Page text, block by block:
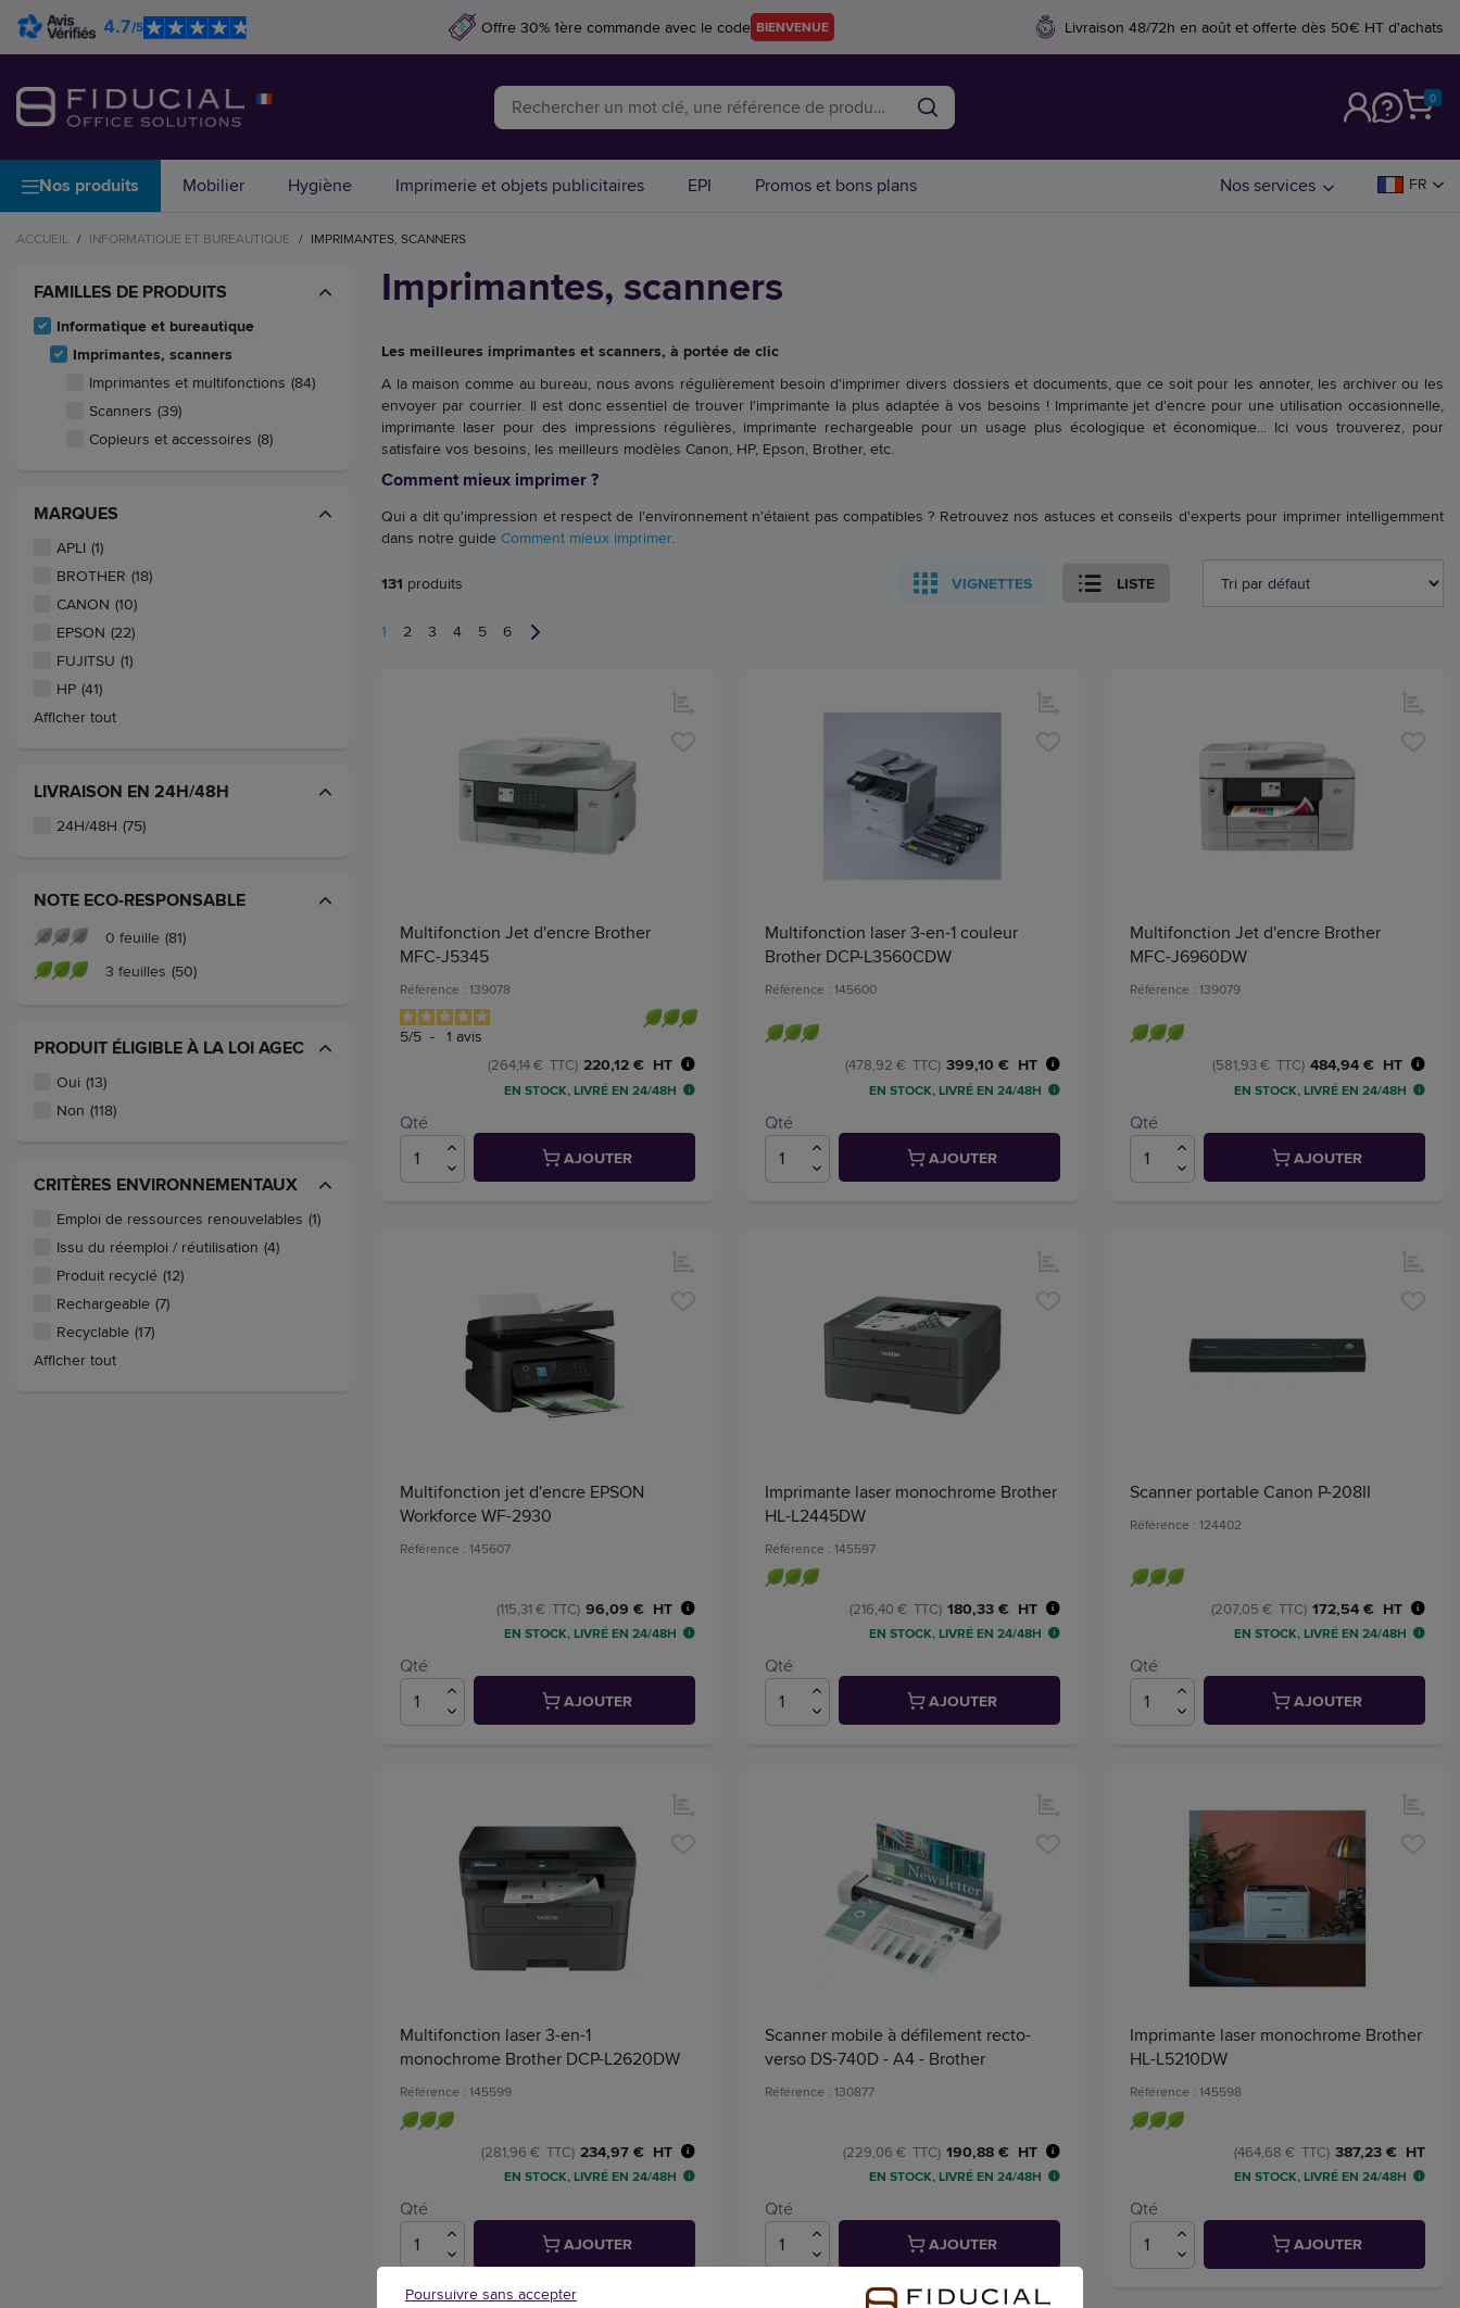
4.7/5 Offre 30% 1ère commande avec le code BIENVENUE Livraison 48/72h en août et offerte dès 50€ HT d'achats
0
Nos produits Mobilier Hygiène Imprimerie et objets publicitaires EPI Promos et bons plans Nos services FR
ACCUEIL / INFORMATIQUE ET BUREAUTIQUE / IMPRIMANTES, SCANNERS
FAMILLES DE PRODUITS
Informatique et bureautique
Imprimantes, scanners
Imprimantes et multifonctions (84)
Scanners (39)
Copieurs et accessoires (8)
MARQUES
APLI (1)
BROTHER (18)
CANON (10)
EPSON (22)
FUJITSU (1)
HP (41)
Afficher tout
LIVRAISON EN 24H/48H
24H/48H (75)
NOTE ECO-RESPONSABLE
0 feuille (81)
3 feuilles (50)
PRODUIT ÉLIGIBLE À LA LOI AGEC
Oui (13)
Non (118)
CRITÈRES ENVIRONNEMENTAUX
Emploi de ressources renouvelables (1)
Issu du réemploi / réutilisation (4)
Produit recyclé (12)
Rechargeable (7)
Recyclable (17)
Afficher tout
Imprimantes, scanners
Les meilleures imprimantes et scanners, à portée de clic
A la maison comme au bureau, nous avons régulièrement besoin d'imprimer divers dossiers et documents, que ce soit pour les annoter, les archiver ou les
envoyer par courrier. Il est donc essentiel de trouver l'imprimante la plus adaptée à vos besoins ! Imprimante jet d'encre pour une utilisation occasionnelle,
imprimante laser pour des impressions régulières, imprimante rechargeable pour un usage plus écologique et économique... Ici vous trouverez, pour
satisfaire vos besoins, les meilleurs modèles Canon, HP, Epson, Brother, etc.
Comment mieux imprimer ?
Qui a dit qu'impression et respect de l'environnement n'étaient pas compatibles ? Retrouvez nos astuces et conseils d'experts pour imprimer intelligemment
dans notre guide Comment mieux imprimer.
131 produits VIGNETTES LISTE
1 2 3 4 5 6
Multifonction Jet d'encre Brother
MFC-J5345
Référence : 139078
5/5 - 1 avis
220,12 € HT
(264,14 € TTC)
EN STOCK, LIVRÉ EN 24/48H
Qté
AJOUTER
Multifonction laser 3-en-1 couleur
Brother DCP-L3560CDW
Référence : 145600
399,10 € HT
(478,92 € TTC)
EN STOCK, LIVRÉ EN 24/48H
Qté
AJOUTER
Multifonction Jet d'encre Brother
MFC-J6960DW
Référence : 139079
484,94 € HT
(581,93 € TTC)
EN STOCK, LIVRÉ EN 24/48H
Qté
AJOUTER
Multifonction jet d'encre EPSON
Workforce WF-2930
Référence : 145607
96,09 € HT
(115,31 € TTC)
EN STOCK, LIVRÉ EN 24/48H
Qté
AJOUTER
Imprimante laser monochrome Brother
HL-L2445DW
Référence : 145597
180,33 € HT
(216,40 € TTC)
EN STOCK, LIVRÉ EN 24/48H
Qté
AJOUTER
Scanner portable Canon P-208II
Référence : 124402
172,54 € HT
(207,05 € TTC)
EN STOCK, LIVRÉ EN 24/48H
Qté
AJOUTER
Multifonction laser 3-en-1
monochrome Brother DCP-L2620DW
Référence : 145599
234,97 € HT
(281,96 € TTC)
EN STOCK, LIVRÉ EN 24/48H
Qté
AJOUTER
Scanner mobile à défilement recto-
verso DS-740D - A4 - Brother
Référence : 130877
190,88 € HT
(229,06 € TTC)
EN STOCK, LIVRÉ EN 24/48H
Qté
AJOUTER
Imprimante laser monochrome Brother
HL-L5210DW
Référence : 145598
387,23 € HT
(464,68 € TTC)
EN STOCK, LIVRÉ EN 24/48H
Qté
AJOUTER
Poursuivre sans accepter